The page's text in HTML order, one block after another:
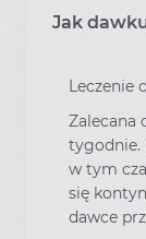
Jak
Leczenie
Zalecana
tygodnie.
w tym
się
dawce